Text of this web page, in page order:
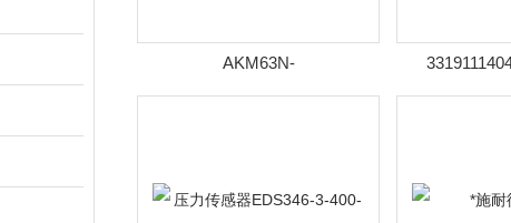
AKM63N-
ACD2GF00KOLLMORGEN伺服